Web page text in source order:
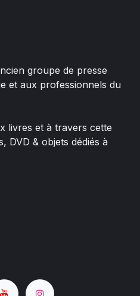
groupe de presse
et aux professionnels du
livres et à travers cette
DVD & objets dédiés à